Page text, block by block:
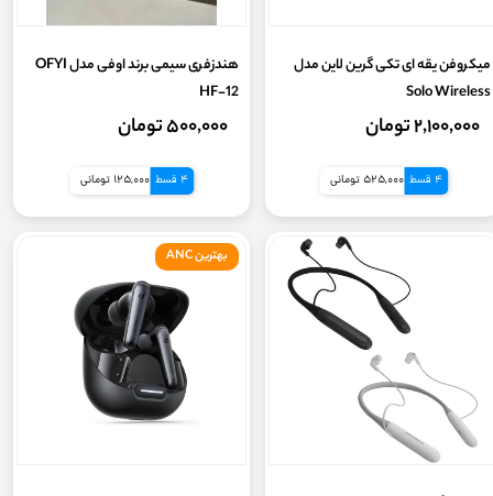
میکروفن یقه ای تکی گرین لاین مدل
Solo Wireless
۲,۱۰۰,۰۰۰ تومان
4 قسط 525,000 تومانی
هندزفری سیمی برند اوفی مدل OFYI
HF-12
۵۰۰,۰۰۰ تومان
4 قسط 125,000 تومانی
بهترین ANC